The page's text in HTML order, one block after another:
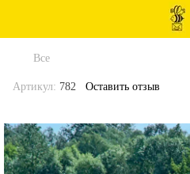
Все
Артикул: 782 Оставить отзыв